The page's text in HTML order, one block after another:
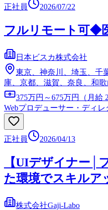
正社員 2026/07/22
フルリモート可◆
日本ビスカ株式会社
東京、神奈川、埼玉、千
庫、京都、滋賀、奈良、和
375万円～675万円（月給
Webプロデューサー・ディレ
正社員 2026/04/13
【UIデザイナー│
た環境でスキル
株式会社Gaji-Labo